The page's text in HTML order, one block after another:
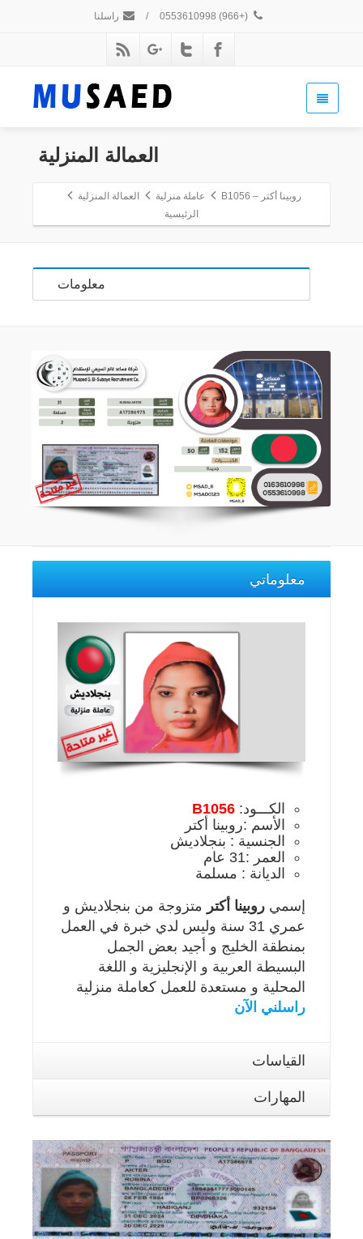
(+966) 0553610998
/ راسلنا
العمالة المنزلية
روبينا أكتر – B1056 عاملة منزلية
العمالة المنزلية
الرئيسية
معلومات
معلوماتي
الكـــود: B1056
الأسم :روبينا أكتر
الجنسية : بنجلاديش
العمر :31 عام
الديانة : مسلمة
إسمي روبينا أكتر متزوجة من بنجلاديش و
عمري 31 سنة وليس لدي خبرة في العمل
بمنطقة الخليج و أجيد بعض الجمل
البسيطة العربية و الإنجليزية و اللغة
المحلية و مستعدة للعمل كعاملة منزلية
راسلني الآن
القياسات
المهارات